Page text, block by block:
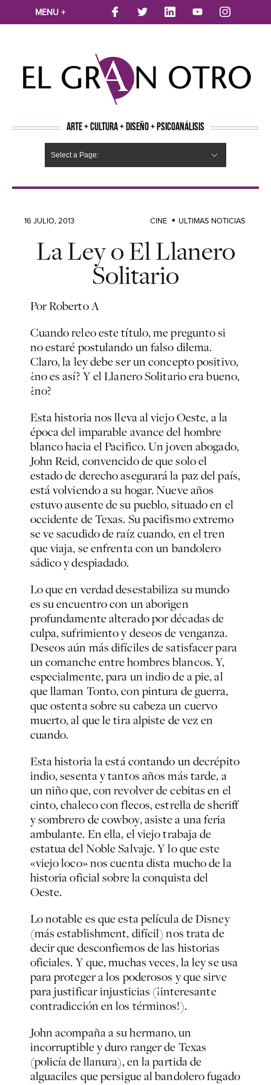
MENU +
ARTE + CULTURA + DISEÑO + PSICOANÁLISIS
Select a Page:
16 JULIO, 2013 CINE ULTIMAS NOTICIAS
La Ley o El Llanero
Solitario
Por Roberto A
Cuando releo este título, me pregunto si
no estaré postulando un falso dilema.
Claro, la ley debe ser un concepto positivo,
¿no es así? Y el Llanero Solitario era bueno,
¿no?
Esta historia nos lleva al viejo Oeste, a la
época del imparable avance del hombre
blanco hacia el Pacifico. Un joven abogado,
John Reid, convencido de que solo el
estado de derecho asegurará la paz del país,
está volviendo a su hogar. Nueve años
estuvo ausente de su pueblo, situado en el
occidente de Texas. Su pacifismo extremo
se ve sacudido de raíz cuando, en el tren
que viaja, se enfrenta con un bandolero
sádico y despiadado.
Lo que en verdad desestabiliza su mundo
es su encuentro con un aborigen
profundamente alterado por décadas de
culpa, sufrimiento y deseos de venganza.
Deseos aún más difíciles de satisfacer para
un comanche entre hombres blancos. Y,
especialmente, para un indio de a pie, al
que llaman Tonto, con pintura de guerra,
que ostenta sobre su cabeza un cuervo
muerto, al que le tira alpiste de vez en
cuando.
Esta historia la está contando un decrépito
indio, sesenta y tantos años más tarde, a
un niño que, con revolver de cebitas en el
cinto, chaleco con flecos, estrella desheriff
y sombrero decowboy, asiste a una feria
ambulante. En ella, el viejo trabaja de
estatua del Noble Salvaje. Y lo que este
«viejo loco» nos cuenta dista mucho de la
historia oficial sobre la conquista del
Oeste.
Lo notable es que esta película de Disney
(másestablishment, difícil) nos trata de
decir que desconfiemos de las historias
oficiales. Y que, muchas veces, la ley se usa
para proteger a los poderosos y que sirve
para justificar injusticias (¡interesante
contradicción en los términos!).
John acompaña a su hermano, un
incorruptible y durorangerde Texas
(policía de llanura), en la partida de
alguaciles que persigue al bandolero fugado